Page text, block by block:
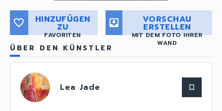
favorite_border HINZUFÜGEN
ZU
FAVORITEN
move_to_inbox VORSCHAU
ERSTELLEN
MIT DEM FOTO IHRER
WAND
ÜBER DEN KÜNSTLER
Lea Jade bookmark_border